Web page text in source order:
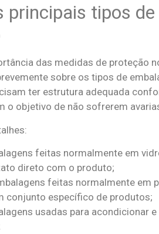
principais tipos
das medidas de proteção
sobre os tipos de
ter estrutura adequada
o objetivo de não sofrerem
feitas normalmente em
direto com o produto;
feitas normalmente em
conjunto específico de produtos;
usadas para acondicionar